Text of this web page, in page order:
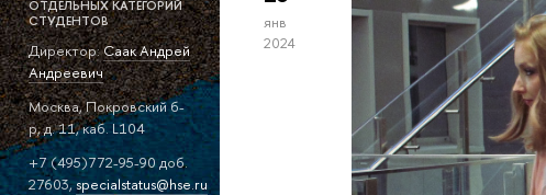
ОТДЕЛЬНЫХ КАТЕГОРИЙ
СТУДЕНТОВ
Директор:Саак Андрей
Андреевич
Москва, Покровский б-
р, д. 11, каб. L104
+7 (495)772-95-90 доб.
27603,specialstatus@hse.ru
янв
2024